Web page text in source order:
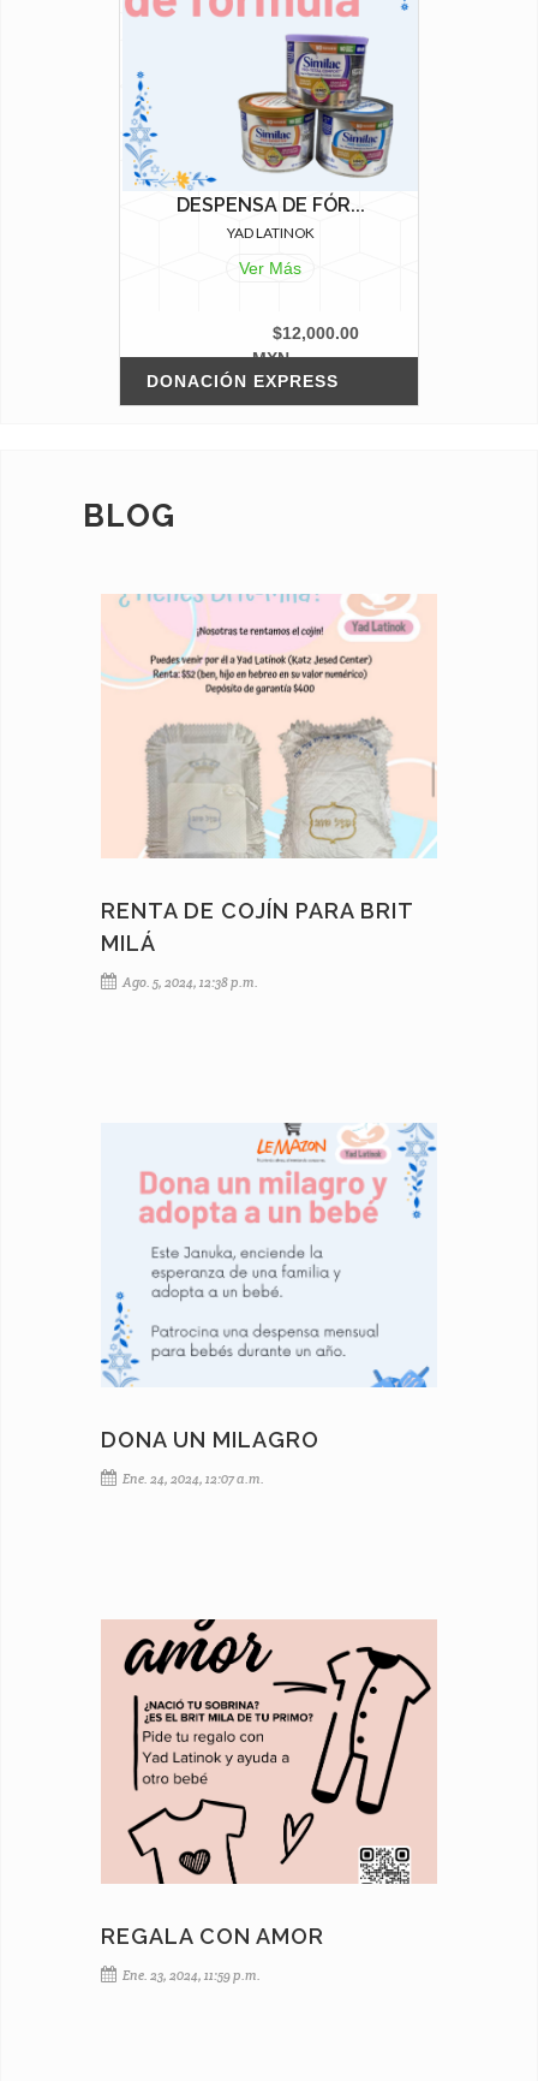
DESPENSA DE FÓR...
YAD LATINOK
Ver Más
$12,000.00
MXN
DONACIÓN EXPRESS
BLOG
RENTA DE COJÍN PARA BRIT
MILÁ
Ago. 5, 2024, 12:38 p.m.
DONA UN MILAGRO
Ene. 24, 2024, 12:07 a.m.
REGALA CON AMOR
Ene. 23, 2024, 11:59 p.m.